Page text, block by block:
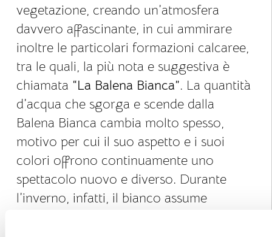
vegetazione, creando un’atmosfera
davvero affascinante, in cui ammirare
inoltre le particolari formazioni calcaree,
tra le quali, la più nota e suggestiva è
chiamata “La Balena Bianca”. La quantità
d’acqua che sgorga e scende dalla
Balena Bianca cambia molto spesso,
motivo per cui il suo aspetto e i suoi
colori offrono continuamente uno
spettacolo nuovo e diverso. Durante
l’inverno, infatti, il bianco assume